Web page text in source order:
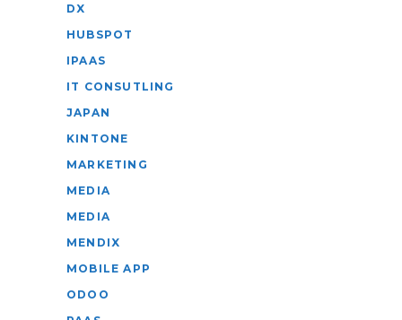
DX
HUBSPOT
IPAAS
IT CONSUTLING
JAPAN
KINTONE
MARKETING
MEDIA
MEDIA
MENDIX
MOBILE APP
ODOO